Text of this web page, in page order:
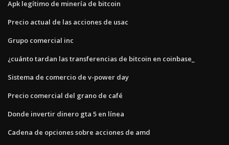
Apk legítimo de minería de bitcoin
Precio actual de las acciones de usac
Grupo comercial inc
¿cuánto tardan las transferencias de bitcoin en coinbase_
Sistema de comercio de v-power day
Precio comercial del grano de café
Donde invertir dinero gta 5 en línea
Cadena de opciones sobre acciones de amd